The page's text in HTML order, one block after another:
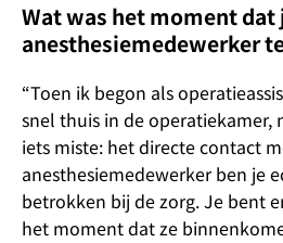
Wat was het moment dat
anesthesiemedewerker
“Toen ik begon als
snel thuis in de operatiekamer,
iets miste: het directe contact
anesthesiemedewerker ben je
betrokken bij de zorg. Je bent
het moment dat ze